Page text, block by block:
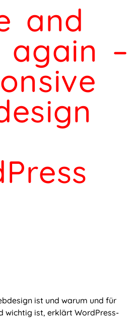
and
again –
ist und warum und für
wichtig ist, erklärt WordPress-